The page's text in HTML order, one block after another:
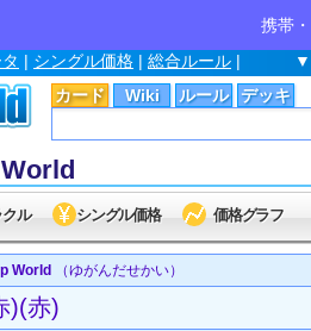
携帯
カード Wiki ルール デッキ
| シングル価格 | 総合ルール |
ル シングル価格 価格グラフ
World
（ゆがんだせかい）
)(赤)